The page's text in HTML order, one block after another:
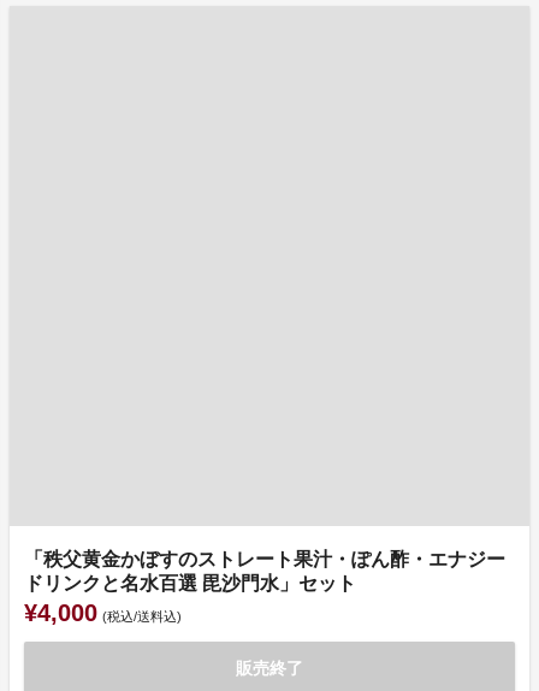
「秩父黄金かぼすのストレート果汁・ぽん酢・エナジー
ドリンクと名水百選 毘沙門水」セット
¥4,000 (税込/送料込)
販売終了